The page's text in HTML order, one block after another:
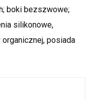
boki bezszwowe;
silikonowe,
organicznej, posiada